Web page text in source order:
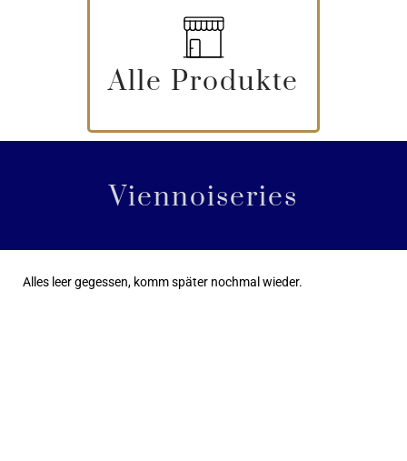
Alle Produkte
Viennoiseries
Alles leer gegessen, komm später nochmal wieder.